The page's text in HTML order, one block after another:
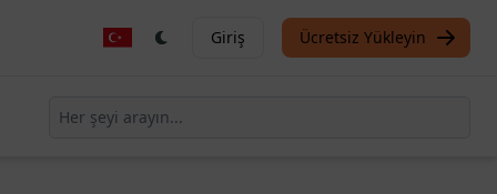
Giriş Ücretsiz Yükleyin